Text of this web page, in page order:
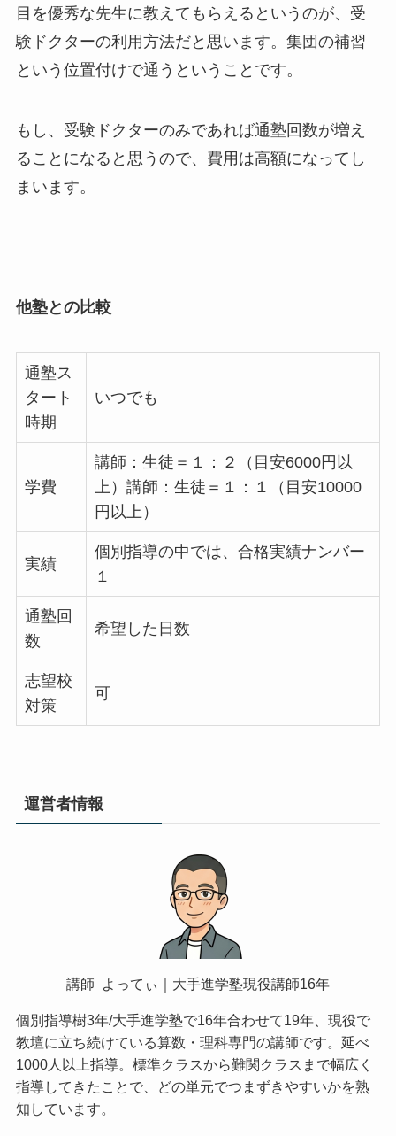
目を優秀な先生に教えてもらえるというのが、受
験ドクターの利用方法だと思います。集団の補習
という位置付けで通うということです。
もし、受験ドクターのみであれば通塾回数が増え
ることになると思うので、費用は高額になってし
まいます。
他塾との比較
通塾ス
タート
時期
いつでも
学費
講師：生徒＝１：２（目安6000円以
上）講師：生徒＝１：１（目安10000
円以上）
実績
個別指導の中では、合格実績ナンバー
１
通塾回
数
希望した日数
志望校
対策
可
運営者情報
講師 よってぃ｜大手進学塾現役講師16年
個別指導樹3年/大手進学塾で16年合わせて19年、現役で
教壇に立ち続けている算数・理科専門の講師です。延べ
1000人以上指導。標準クラスから難関クラスまで幅広く
指導してきたことで、どの単元でつまずきやすいかを熟
知しています。